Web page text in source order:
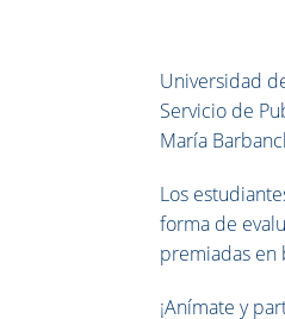
Universidad
Servicio de
María
Los
forma de
premiadas en
¡Anímate y